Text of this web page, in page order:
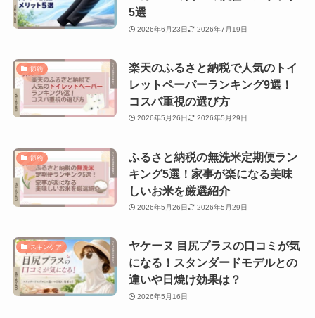
5選
2026年6月23日 2026年7月19日
節約
楽天のふるさと納税で人気のトイ
レットペーパーランキング9選！
コスパ重視の選び方
2026年5月26日 2026年5月29日
節約
ふるさと納税の無洗米定期便ラン
キング5選！家事が楽になる美味
しいお米を厳選紹介
2026年5月26日 2026年5月29日
スキンケア
ヤケーヌ 目尻プラスの口コミが気
になる！スタンダードモデルとの
違いや日焼け効果は？
2026年5月16日